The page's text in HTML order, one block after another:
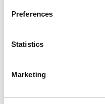
Preferences
Statistics
Marketing
Plan Floor è dotato di
che, uniti alle
rendono lo strato isolante
della copertura dei
Il pannello Plan Floor viene